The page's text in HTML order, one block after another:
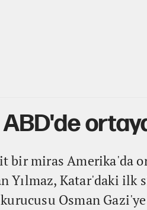
miras Amerika'da
Yılmaz, Katar'daki ilk
Osman